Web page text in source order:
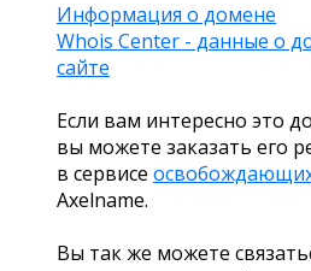
Информация о домене
Whois Center - данные о
сайте
Если вам интересно это
вы можете заказать его
в сервисе
Axelname.
Вы так же можете